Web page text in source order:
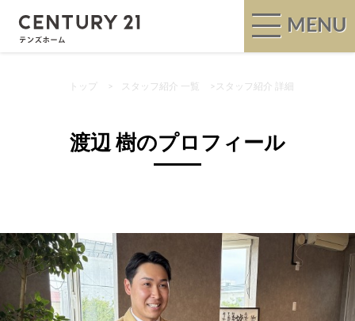
MENU
トップ > スタッフ紹介 一覧 > スタッフ紹介 詳細
渡辺 樹のプロフィール